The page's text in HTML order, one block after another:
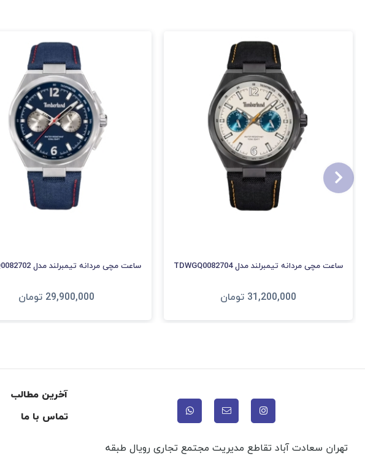
ساعت مچی مردانه تیمبرلند مدل TDWGQ0082704
31,200,000 تومان
ساعت مچی مردانه تیمبرلند مدل TDWGQ0082702
29,900,000 تومان
تهران سعادت آباد تقاطع مدیریت مجتمع تجاری رویال طبقه
آخرین مطالب
تماس با ما